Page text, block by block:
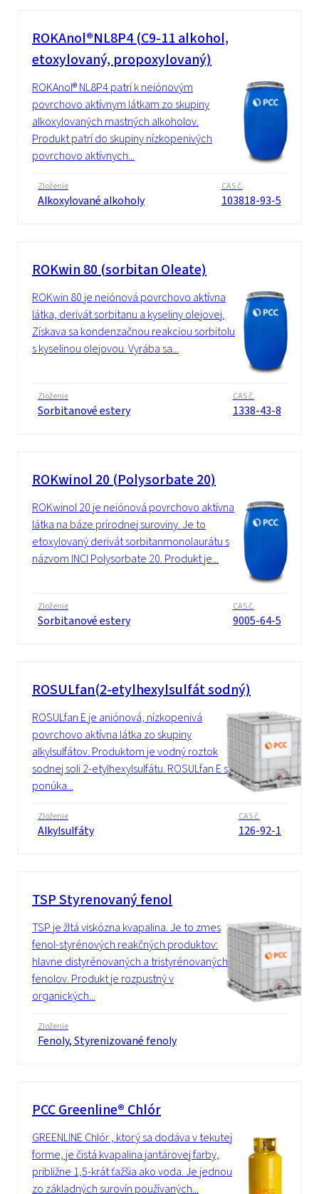
ROKAnol®NL8P4 (C9-11 alkohol,
etoxylovaný, propoxylovaný)
ROKAnol® NL8P4 patrí k neiónovým
povrchovo aktívnym látkam zo skupiny
alkoxylovaných mastných alkoholov.
Produkt patrí do skupiny nízkopenivých
povrchovo aktívnych...
Zloženie
Alkoxylované alkoholy
CAS č.
103818-93-5
ROKwin 80 (sorbitan Oleate)
ROKwin 80 je neiónová povrchovo aktívna
látka, derivát sorbitanu a kyseliny olejovej.
Získava sa kondenzačnou reakciou sorbitolu
s kyselinou olejovou. Vyrába sa...
Zloženie
Sorbitanové estery
CAS č.
1338-43-8
ROKwinol 20 (Polysorbate 20)
ROKwinol 20 je neiónová povrchovo aktívna
látka na báze prírodnej suroviny. Je to
etoxylovaný derivát sorbitanmonolaurátu s
názvom INCI Polysorbate 20. Produkt je...
Zloženie
Sorbitanové estery
CAS č.
9005-64-5
ROSULfan(2-etylhexylsulfát sodný)
ROSULfan E je aniónová, nízkopenivá
povrchovo aktívna látka zo skupiny
alkylsulfátov. Produktom je vodný roztok
sodnej soli 2-etylhexylsulfátu. ROSULfan E sa
ponúka...
Zloženie
Alkylsulfáty
CAS č.
126-92-1
TSP Styrenovaný fenol
TSP je žltá viskózna kvapalina. Je to zmes
fenol-styrénových reakčných produktov:
hlavne distyrénovaných a tristyrénovaných
fenolov. Produkt je rozpustný v
organických...
Zloženie
Fenoly, Styrenizované fenoly
PCC Greenline® Chlór
GREENLINE Chlór , ktorý sa dodáva v tekutej
forme, je čistá kvapalina jantárovej farby,
približne 1,5-krát ťažšia ako voda. Je jednou
zo základných surovín používaných...